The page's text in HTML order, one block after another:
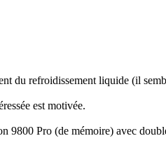
du refroidissement liquide (il
est motivée.
Pro (de mémoire) avec